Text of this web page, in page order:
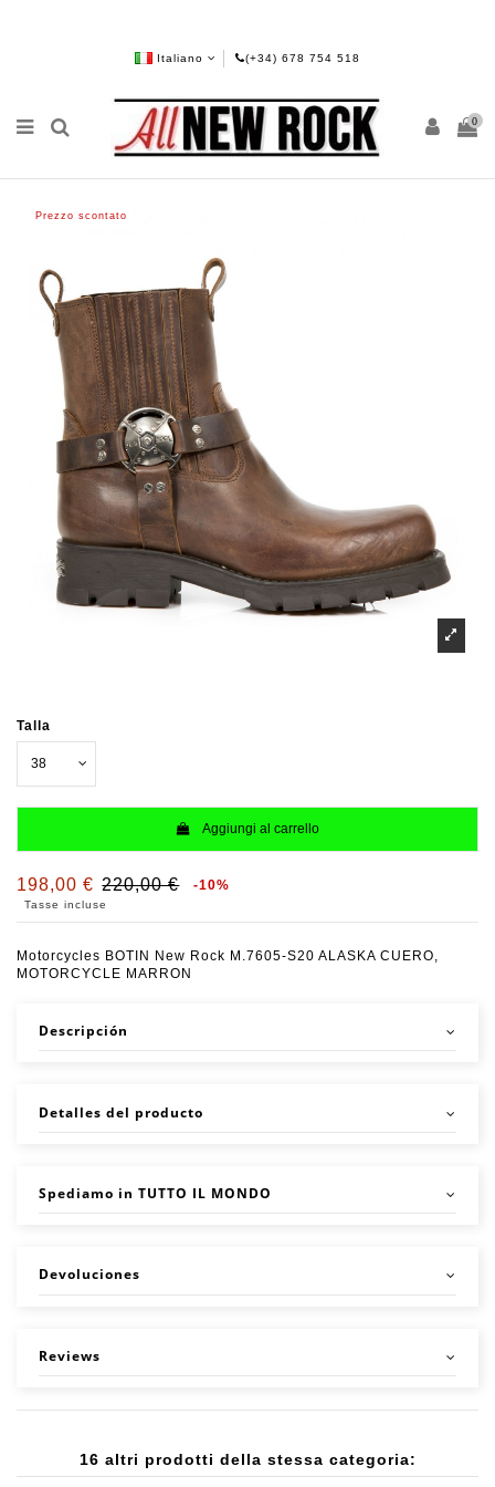
Italiano (+34) 678 754 518
0
Prezzo scontato
Talla
Aggiungi al carrello
198,00 € 220,00 € -10%
Tasse incluse
Motorcycles BOTIN New Rock M.7605-S20 ALASKA CUERO,
MOTORCYCLE MARRON
Descripción
Detalles del producto
Spediamo in TUTTO IL MONDO
Devoluciones
Reviews
16 altri prodotti della stessa categoria: